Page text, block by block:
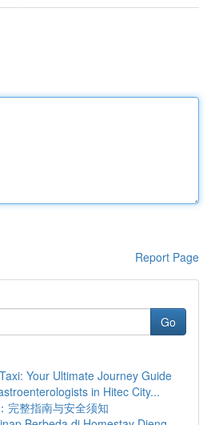
Report Page
Go
Your Ultimate Journey Guide
in Hitec City...
完整指南与安全须知